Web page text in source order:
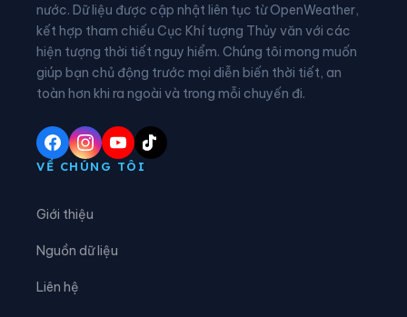
Xã Đại Đồng Xã Diên Hà
Xã Đoàn Đào Xã Đồng Bằng
Xã Đồng Châu Xã Đông Hưng
Xã Đông Quan
Xã Đông Thụy Anh
nước. Dữ liệu được cập nhật liên tục từ OpenWeather,
kết hợp tham chiếu Cục Khí tượng Thủy văn với các
hiện tượng thời tiết nguy hiểm. Chúng tôi mong muốn
giúp bạn chủ động trước mọi diễn biến thời tiết, an
toàn hơn khi ra ngoài và trong mỗi chuyến đi.
VỀ CHÚNG TÔI
Giới thiệu
Nguồn dữ liệu
Liên hệ